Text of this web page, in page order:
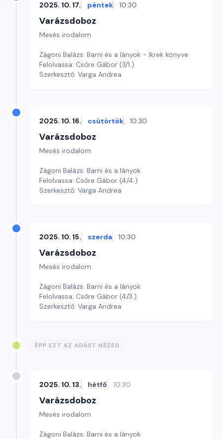
2025. 10. 17. péntek 10:30
Varázsdoboz
Mesés irodalom
Zágoni Balázs: Barni és a lányok - Ikrek könyve
Felolvassa: Csőre Gábor (3/1.)
Szerkesztő: Varga Andrea
2025. 10. 16. csütörtök 10:30
Varázsdoboz
Mesés irodalom
Zágoni Balázs: Barni és a lányok
Felolvassa: Csőre Gábor (4/4.)
Szerkesztő: Varga Andrea
2025. 10. 15. szerda 10:30
Varázsdoboz
Mesés irodalom
Zágoni Balázs: Barni és a lányok
Felolvassa: Csőre Gábor (4/3.)
Szerkesztő: Varga Andrea
ÉPP EZT AZ ADÁST NÉZED
2025. 10. 13. hétfő 10:30
Varázsdoboz
Mesés irodalom
Zágoni Balázs: Barni és a lányok